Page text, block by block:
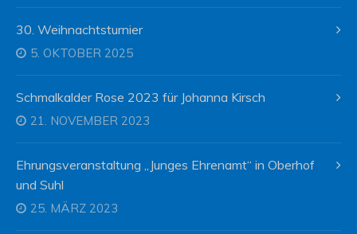
30. Weihnachtsturnier
5. OKTOBER 2025
Schmalkalder Rose 2023 für Johanna Kirsch
21. NOVEMBER 2023
Ehrungsveranstaltung „Junges Ehrenamt“ in Oberhof
und Suhl
25. MÄRZ 2023